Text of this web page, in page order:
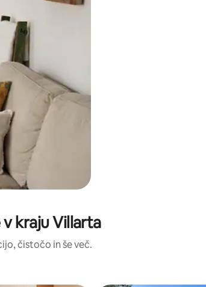
kraju Villarta
čistočo in še več.